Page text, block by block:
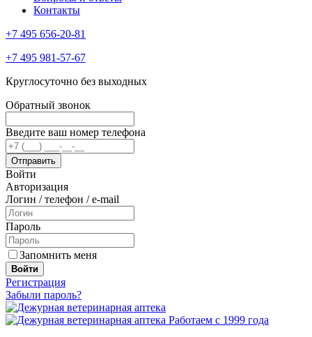
Контакты
+7 495 656-20-81
+7 495 981-57-67
Круглосуточно без выходных
Обратный звонок
Введите ваш номер телефона
Войти
Авторизация
Логин / телефон / e-mail
Пароль
Запомнить меня
Войти
Регистрация
Забыли пароль?
Работаем с 1999 года